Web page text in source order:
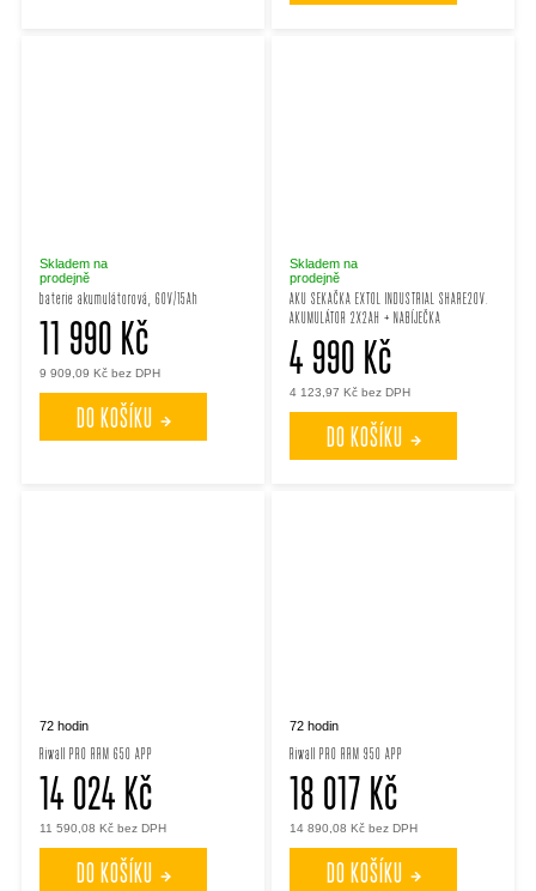
baterie akumulátorová, 60V/15Ah
Skladem na
prodejně
9 909,09 Kč bez DPH
11 990 Kč
DO KOŠÍKU
AKU SEKAČKA EXTOL INDUSTRIAL SHARE20V.
AKUMULÁTOR 2X2AH + NABÍJEČKA
Skladem na
prodejně
4 123,97 Kč bez DPH
4 990 Kč
DO KOŠÍKU
Riwall PRO RRM 650 APP
72 hodin
11 590,08 Kč bez DPH
14 024 Kč
DO KOŠÍKU
Riwall PRO RRM 950 APP
72 hodin
14 890,08 Kč bez DPH
18 017 Kč
DO KOŠÍKU